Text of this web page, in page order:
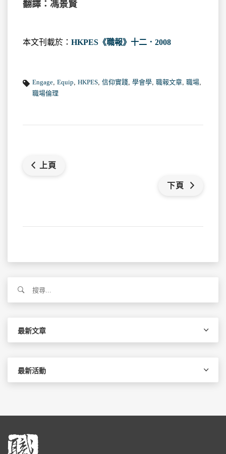
翻譯：馮景賢
本文刊載於： HKPES《職報》十二．2008
Engage, Equip, HKPES, 信仰實踐, 學會學, 職報文章, 職場,
職場倫理
上頁
下頁
關
最新文章
最新活動